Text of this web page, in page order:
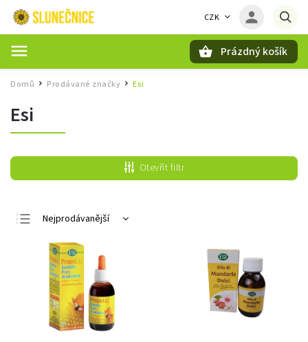
CZK
Prázdný košík
Domů / Prodávané značky / Esi
Esi
Otevřít filtr
Nejprodávanější
Nejlevnější
Nejdražší
Abecedně